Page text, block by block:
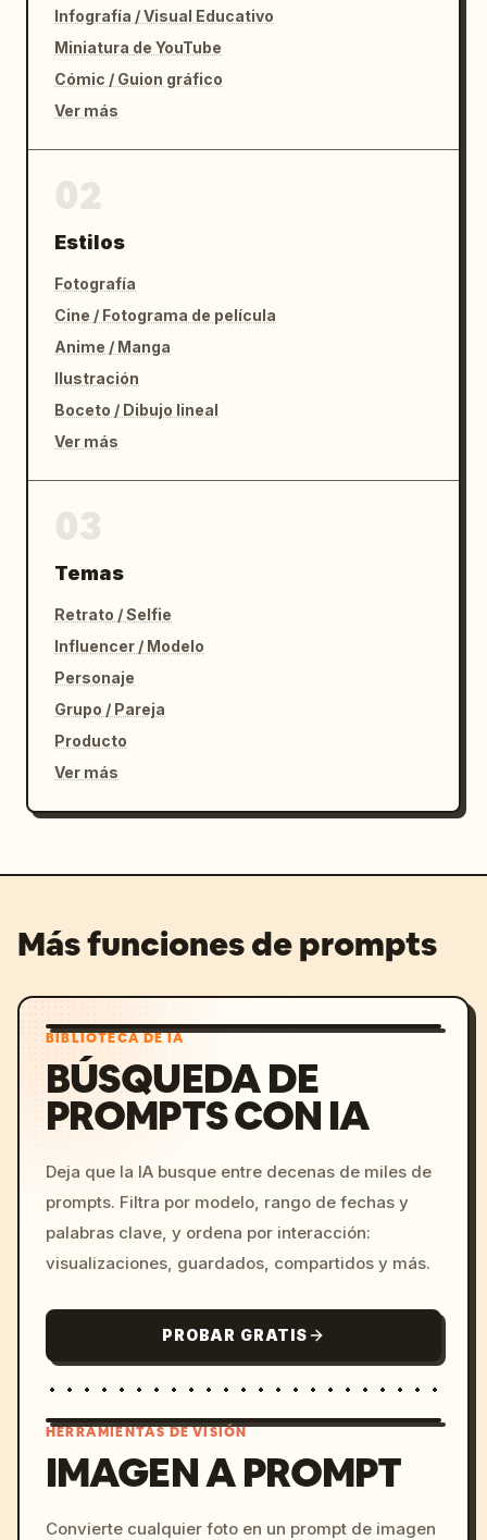
Infografía / Visual Educativo
Miniatura de YouTube
Cómic / Guion gráfico
Ver más
Estilos
Fotografía
Cine / Fotograma de película
Anime / Manga
Ilustración
Boceto / Dibujo lineal
Ver más
Temas
Retrato / Selfie
Influencer / Modelo
Personaje
Grupo / Pareja
Producto
Ver más
Más funciones de prompts
BIBLIOTECA DE IA
BÚSQUEDA DE
PROMPTS CON IA
Deja que la IA busque entre decenas de miles de
prompts. Filtra por modelo, rango de fechas y
palabras clave, y ordena por interacción:
visualizaciones, guardados, compartidos y más.
PROBAR GRATIS
c, cyberpunk sunset, neon
HERRAMIENTAS DE VISIÓN
IMAGEN A PROMPT
Convierte cualquier foto en un prompt de imagen